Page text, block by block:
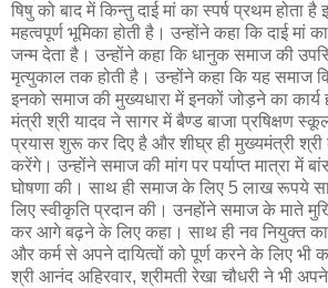
षिषु को बाद में किन्तु दाई मां का स्पर्ष प्रथम होता
महत्वपूर्ण भूमिका होती है। उन्होंने कहा कि दाई मां
जन्म देता है। उन्होंने कहा कि धानुक समाज की
मृत्युकाल तक होती है। उन्होंने कहा कि यह समाज
इनको समाज की मुख्यधारा में इनकों जोड़ने का कार्य
मंत्री श्री यादव ने सागर में बैण्ड बाजा प्रषिक्षण
प्रयास शुरू कर दिए है और शीघ्र ही मुख्यमंत्री
करेंगे। उन्होंने समाज की मांग पर पर्याप्त मात्रा में
घोषणा की। साथ ही समाज के लिए 5 लाख रूपये
लिए स्वीकृति प्रदान की। उनहोंने समाज के माते
कर आगे बढ़ने के लिए कहा। साथ ही नव नियुक्त
और कर्म से अपने दायित्वों को पूर्ण करने के लिए भी
श्री आनंद अहिरवार, श्रीमती रेखा चौधरी ने भी